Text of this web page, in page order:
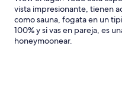
vista impresionante, tienen
como sauna, fogata en un
100% y si vas en pareja, es
honeymoonear.